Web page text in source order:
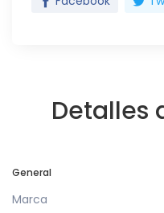
Detalles
General
Marca